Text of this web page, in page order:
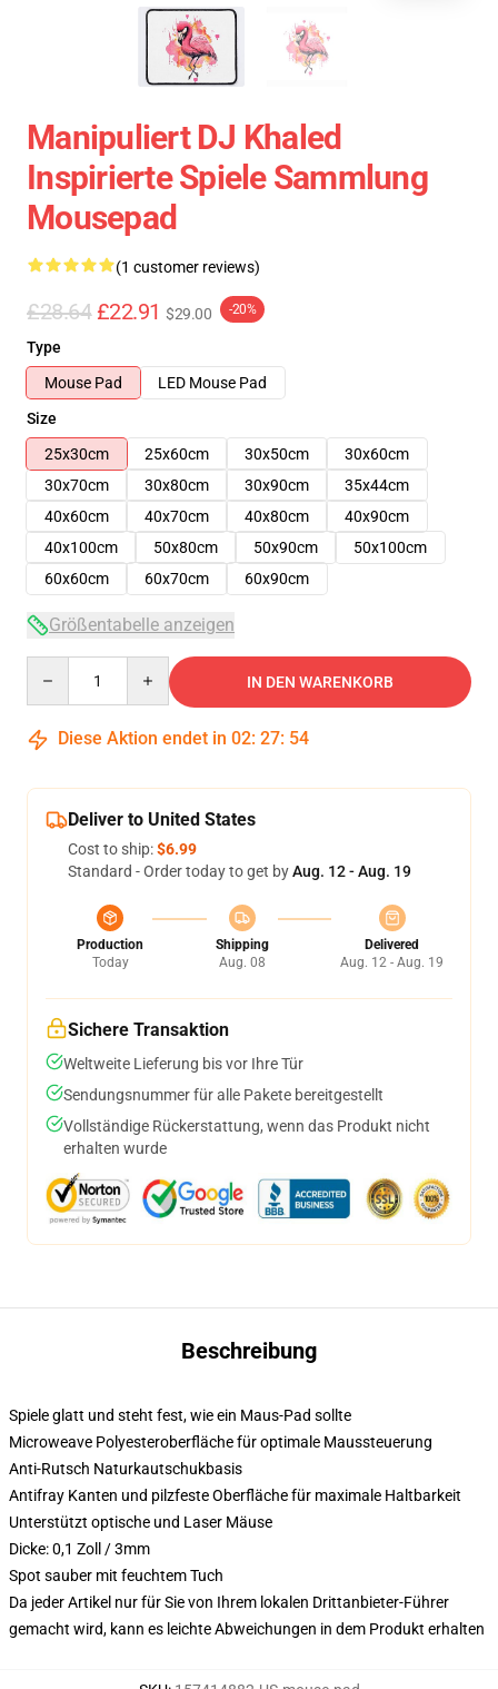
Manipuliert DJ Khaled
Inspirierte Spiele Sammlung
Mousepad
(1 customer reviews)
£28.64 £22.91 $29.00 -20%
Type
Mouse Pad
LED Mouse Pad
Size
25x30cm
25x60cm 30x50cm
30x60cm
30x70cm
30x80cm 30x90cm
35x44cm
40x60cm
40x70cm 40x80cm
40x90cm
40x100cm
50x80cm 50x90cm
50x100cm
60x60cm
60x70cm 60x90cm
Größentabelle anzeigen
IN DEN WARENKORB
Diese Aktion endet in 02: 27: 53
Deliver to United States
Cost to ship:$6.99
Standard - Order today to get byAug. 12 - Aug. 19
Production
Today
Shipping
Aug. 08
Delivered
Aug. 12 - Aug. 19
Sichere Transaktion
Weltweite Lieferung bis vor Ihre Tür
Sendungsnummer für alle Pakete bereitgestellt
Vollständige Rückerstattung, wenn das Produkt nicht
erhalten wurde
Beschreibung
Spiele glatt und steht fest, wie ein Maus-Pad sollte
Microweave Polyesteroberfläche für optimale Maussteuerung
Anti-Rutsch Naturkautschukbasis
Antifray Kanten und pilzfeste Oberfläche für maximale Haltbarkeit
Unterstützt optische und Laser Mäuse
Dicke: 0,1 Zoll / 3mm
Spot sauber mit feuchtem Tuch
Da jeder Artikel nur für Sie von Ihrem lokalen Drittanbieter-Führer
gemacht wird, kann es leichte Abweichungen in dem Produkt erhalten